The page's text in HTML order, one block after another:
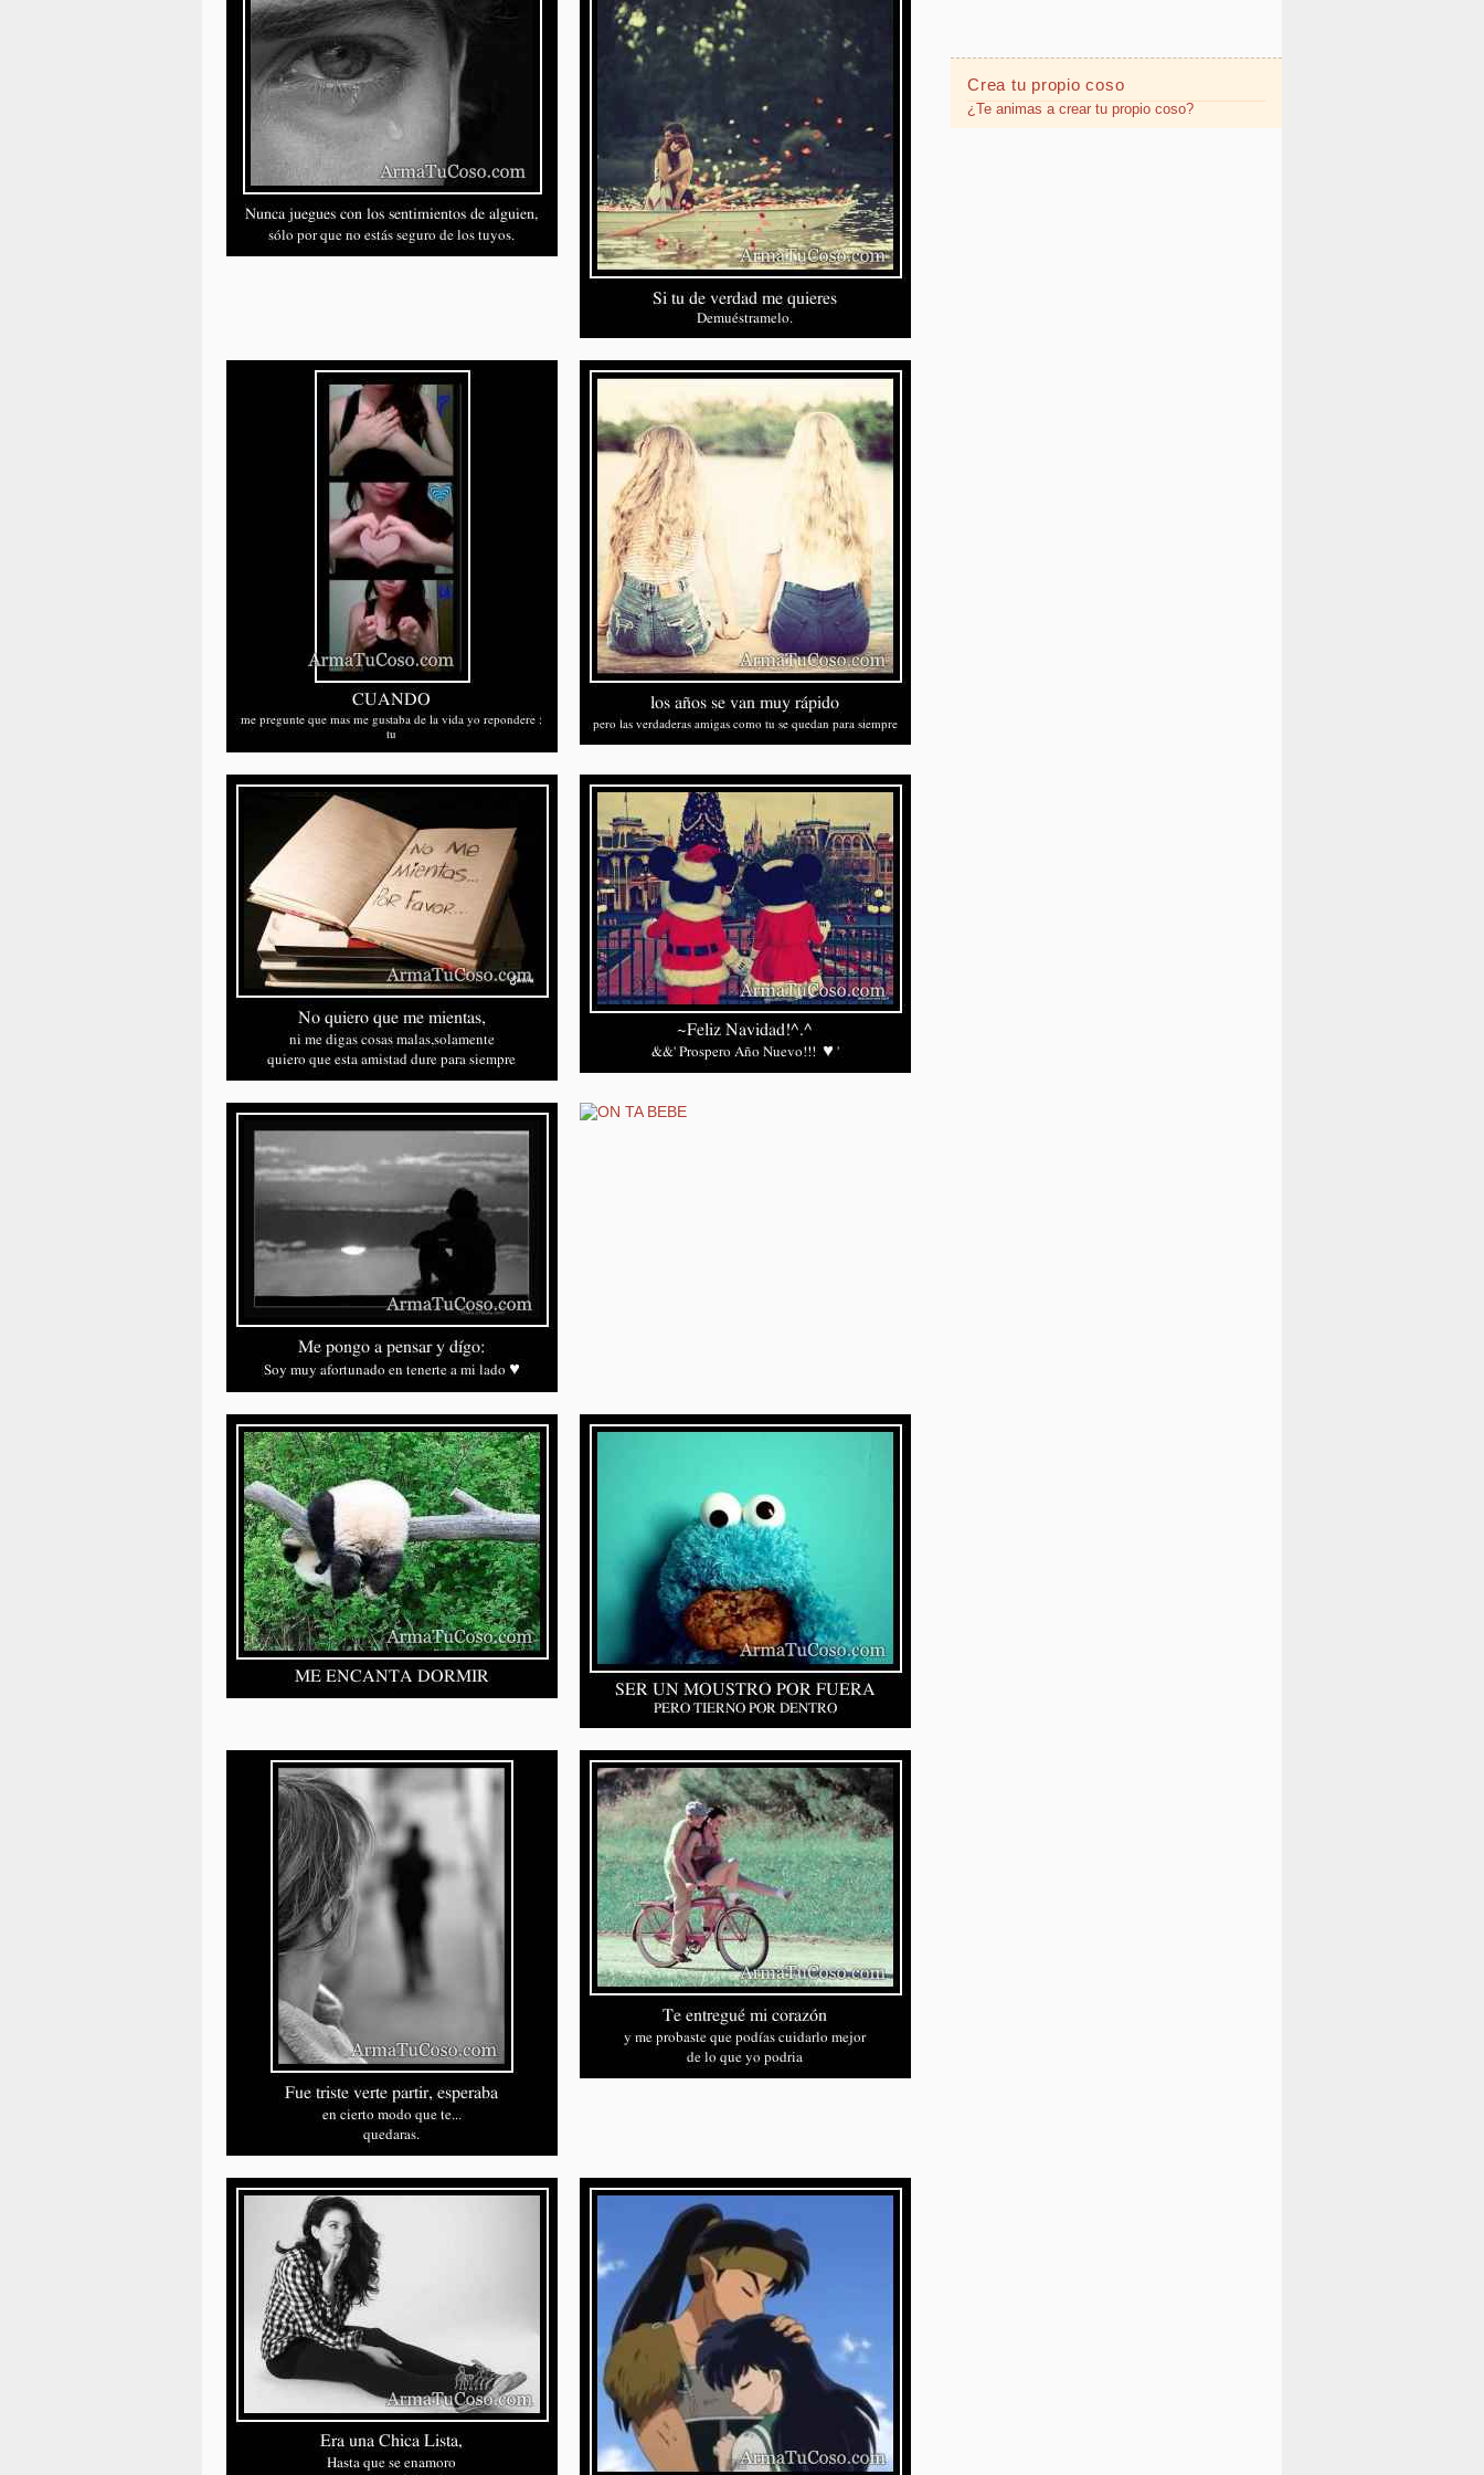
Crea tu propiocoso
¿Te animas a crear tu propio coso?